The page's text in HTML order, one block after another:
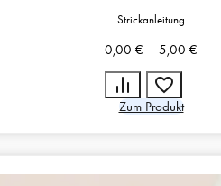
Strickanleitung
0,00 € – 5,00 €
Zum Produkt